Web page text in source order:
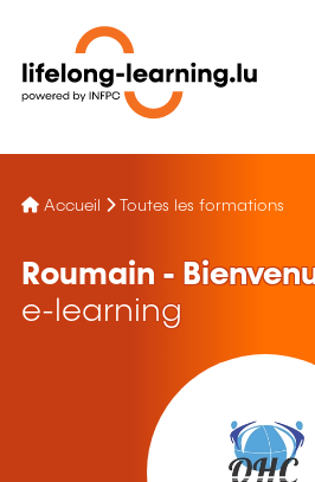
Accueil Toutes les formations
Roumain -
e-learning